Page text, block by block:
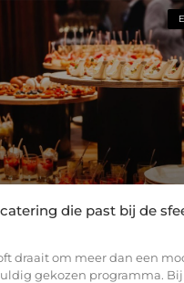
die past bij de
draait om meer dan een
gekozen programma.